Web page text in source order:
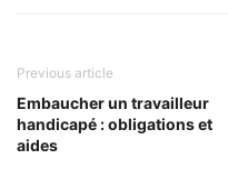
Previous article
Embaucher un travailleur
handicapé : obligations et
aides